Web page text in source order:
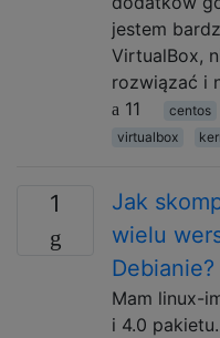
jestem
VirtualBox,
rozwiązać i
11
centos
virtualbox
1
Jak
wielu
Debianie?
Mam linux-
i 4.0